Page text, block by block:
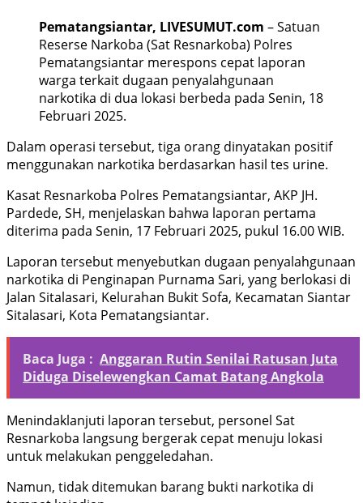
Pematangsiantar, LIVESUMUT.com – Satuan
Reserse Narkoba (Sat Resnarkoba) Polres
Pematangsiantar merespons cepat laporan
warga terkait dugaan penyalahgunaan
narkotika di dua lokasi berbeda pada Senin, 18
Februari 2025.
Dalam operasi tersebut, tiga orang dinyatakan positif
menggunakan narkotika berdasarkan hasil tes urine.
Kasat Resnarkoba Polres Pematangsiantar, AKP JH.
Pardede, SH, menjelaskan bahwa laporan pertama
diterima pada Senin, 17 Februari 2025, pukul 16.00 WIB.
Laporan tersebut menyebutkan dugaan penyalahgunaan
narkotika di Penginapan Purnama Sari, yang berlokasi di
Jalan Sitalasari, Kelurahan Bukit Sofa, Kecamatan Siantar
Sitalasari, Kota Pematangsiantar.
Baca Juga : Anggaran Rutin Senilai Ratusan Juta
Diduga Diselewengkan Camat Batang Angkola
Menindaklanjuti laporan tersebut, personel Sat
Resnarkoba langsung bergerak cepat menuju lokasi
untuk melakukan penggeledahan.
Namun, tidak ditemukan barang bukti narkotika di